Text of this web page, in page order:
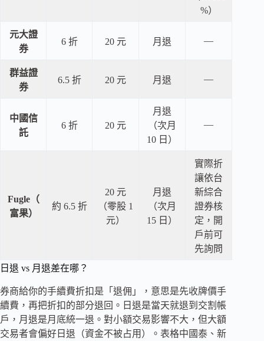
%）
元大證
券
6 折 20 元 月退 —
群益證
券
6.5 折 20 元 月退 —
中國信
託
6 折 20 元
月退
（次月
10 日）
—
Fugle（
富果）
約 6.5 折
20 元
（零股 1
元）
月退
（次月
15 日）
實際折
讓依台
新綜合
證券核
定，開
戶前可
先詢問
日退 vs 月退差在哪？
券商給你的手續費折扣是「退佣」，意思是先收牌價手
續費，再把折扣的部分退回。日退是當天就退到交割帳
戶，月退是月底統一退。對小額交易影響不大，但大額
交易者會偏好日退（資金不被占用）。表格中國泰、新